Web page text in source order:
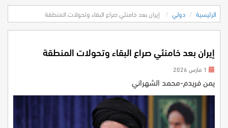
الرئيسية دولي إيران بعد خامنئي صراع البقاء وتحولات المنطقة
إيران بعد خامنئي صراع البقاء وتحولات المنطقة
يمن فريدم-محمد الشهراني